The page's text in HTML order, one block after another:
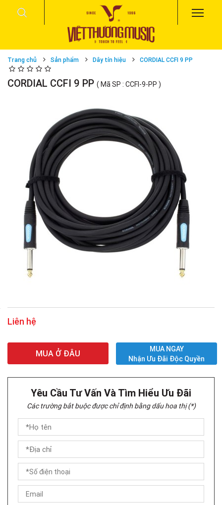
Trang chủ Sản phẩm Dây tín hiệu CORDIAL CCFI 9 PP
CORDIAL CCFI 9 PP ( Mã SP : CCFI-9-PP )
Liên hệ
MUA Ở ĐÂU
MUA NGAY
Nhận Ưu Đãi Độc Quyền
Yêu Cầu Tư Vấn Và Tìm Hiểu Ưu Đãi
Các trường bắt buộc được chỉ định bằng dấu hoa thị (*)